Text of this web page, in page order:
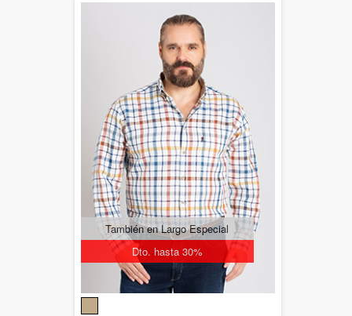
Dto. hasta 30%
También en Largo Especial